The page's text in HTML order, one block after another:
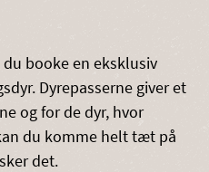
booke en eksklusiv
Dyrepasserne giver et
og for de dyr, hvor
du komme helt tæt på
det.